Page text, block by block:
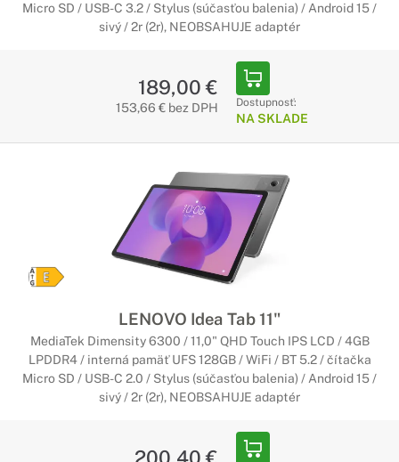
Micro SD / USB-C 3.2 / Stylus (súčasťou balenia) / Android 15 /
sivý / 2r (2r), NEOBSAHUJE adaptér
189,00 €
153,66 € bez DPH Dostupnosť:
NA SKLADE
LENOVO Idea Tab 11"
MediaTek Dimensity 6300 / 11,0" QHD Touch IPS LCD / 4GB
LPDDR4 / interná pamäť UFS 128GB / WiFi / BT 5.2 / čítačka
Micro SD / USB-C 2.0 / Stylus (súčasťou balenia) / Android 15 /
sivý / 2r (2r), NEOBSAHUJE adaptér